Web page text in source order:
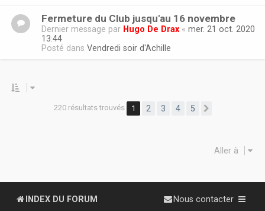
Fermeture du Club jusqu'au 16 novembre
Dernier message par Hugo De Drax « mer. 21 oct. 2020
13:44
Posté dans Vendredi soir d'Achille
220 résultats trouvés 1 2 3 4 5
Aller à
INDEX DU FORUM Nous contacter